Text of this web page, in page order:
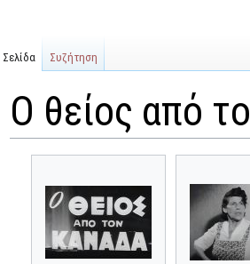
Ο θείος από
πλοήγηση
αναζήτηση
Σελίδα Συζήτηση